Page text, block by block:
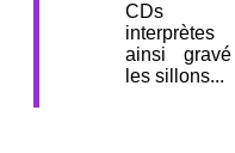
CDs
interprètes
ainsi
les sillons...